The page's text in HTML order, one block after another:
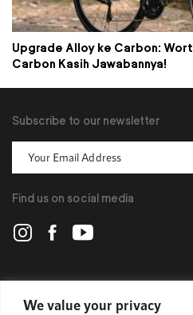
We value your privacy
Upgrade Alloy ke Carbon:
Carbon Kasih Jawabannya!
POLYGON
Subscribe to our newsletter
Find us on social media